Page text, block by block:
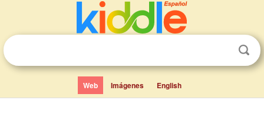
Web Imágenes English